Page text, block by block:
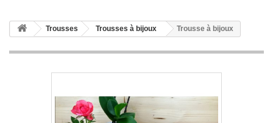
Trousses Trousses à bijoux Trousse à bijoux